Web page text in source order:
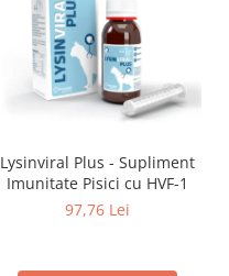
Lysinviral Plus - Supliment
Imunitate Pisici cu HVF-1
97,76 Lei